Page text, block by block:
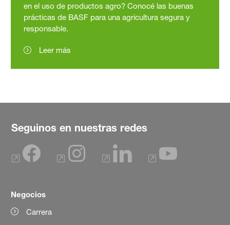
en el uso de productos agro? Conocé las buenas
prácticas de BASF para una agricultura segura y
responsable.
Leer más
Seguinos en nuestras redes
Negocios
Carrera